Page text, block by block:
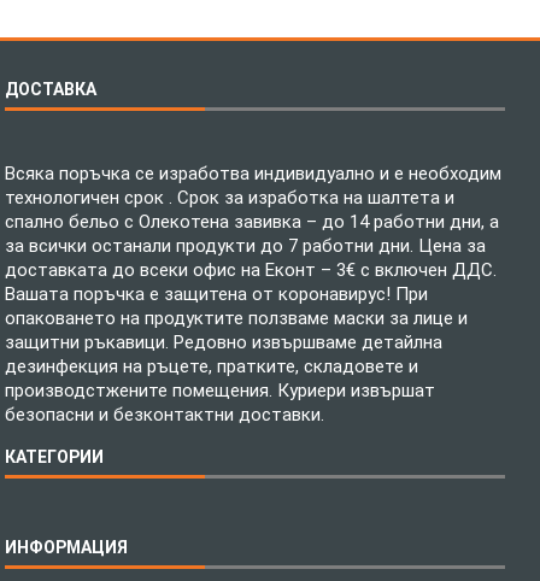
ДОСТАВКА
Всяка поръчка се изработва индивидуално и е необходим
технологичен срок . Срок за изработка на шалтета и
спално бельо с Олекотена завивка – до 14 работни дни, а
за всички останали продукти до 7 работни дни. Цена за
доставката до всеки офис на Еконт – 3€ с включен ДДС.
Вашата поръчка е защитена от коронавирус! При
опаковането на продуктите ползваме маски за лице и
защитни ръкавици. Редовно извършваме детайлна
дезинфекция на ръцете, пратките, складовете и
производстжените помещения. Куриери извършат
безопасни и безконтактни доставки.
КАТЕГОРИИ
Бебешки спални комплекти
ИНФОРМАЦИЯ